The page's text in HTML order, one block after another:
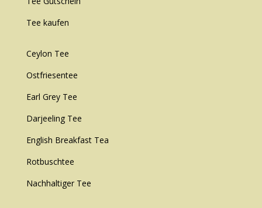
Tee kaufen
Ceylon Tee
Ostfriesentee
Earl Grey Tee
Darjeeling Tee
English Breakfast Tea
Rotbuschtee
Nachhaltiger Tee